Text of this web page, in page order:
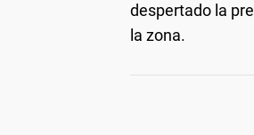
despertado la
la zona.